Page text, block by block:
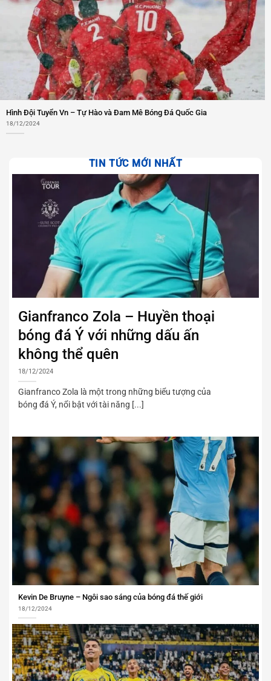
Hình Đội Tuyển Vn – Tự Hào và Đam Mê Bóng Đá Quốc Gia
18/12/2024
TIN TỨC MỚI NHẤT
Gianfranco Zola – Huyền thoại
bóng đá Ý với những dấu ấn
không thể quên
18/12/2024
Gianfranco Zola là một trong những biểu tượng của
bóng đá Ý, nổi bật với tài năng [...]
Kevin De Bruyne – Ngôi sao sáng của bóng đá thế giới
18/12/2024